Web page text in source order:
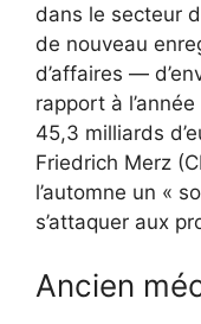
dans le secteur
de nouveau
d’affaires —
rapport à
45,3 milliards
Friedrich Merz
l’automne un «
s’attaquer aux
Ancien